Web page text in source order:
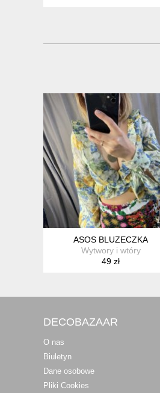
ASOS BLUZECZKA
Wytwory i wtóry
49 zł
DECOBAZAAR
O nas
Biuletyn
Dane osobowe
Pliki Cookies